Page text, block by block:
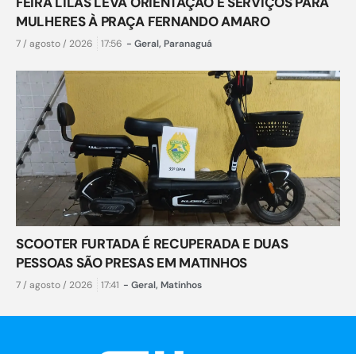
MULHERES À PRAÇA FERNANDO AMARO
7 / agosto / 2026 17:56 - Geral, Paranaguá
SCOOTER FURTADA É RECUPERADA E DUAS
PESSOAS SÃO PRESAS EM MATINHOS
7 / agosto / 2026 17:41 - Geral, Matinhos